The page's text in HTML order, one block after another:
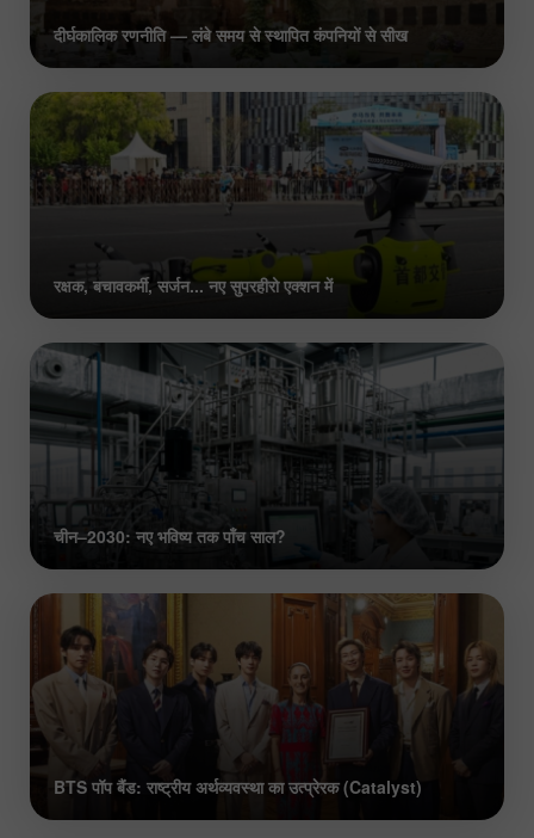
दीर्घकालिक रणनीति — लंबे समय से स्थापित कंपनियों से सीख
रक्षक, बचावकर्मी, सर्जन... नए सुपरहीरो एक्शन में
चीन–2030: नए भविष्य तक पाँच साल?
BTS पॉप बैंड: राष्ट्रीय अर्थव्यवस्था का उत्प्रेरक (Catalyst)